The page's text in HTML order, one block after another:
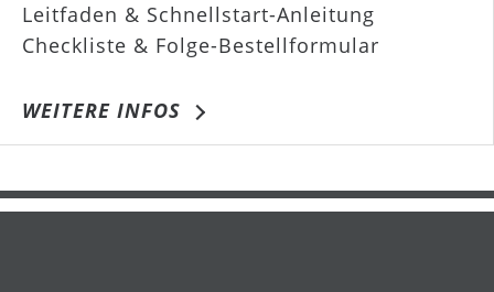
Leitfaden & Schnellstart-Anleitung
Checkliste & Folge-Bestellformular
WEITERE INFOS